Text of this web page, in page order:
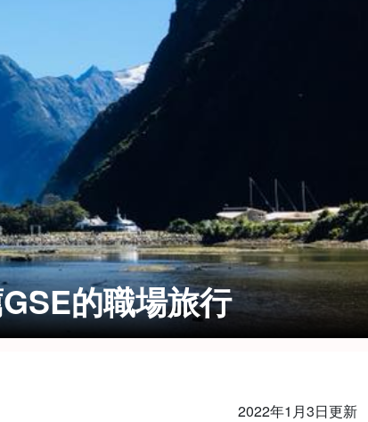
的職場旅行
2022年1月3日更新